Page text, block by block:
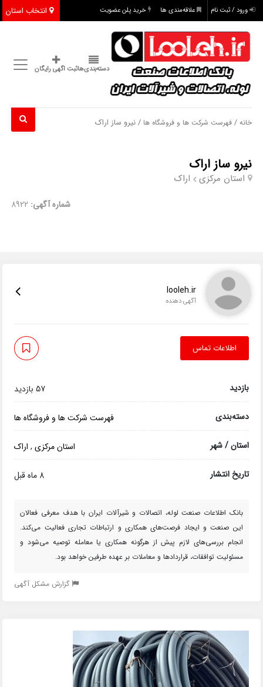
انتخاب استان ورود / ثبت نام علاقه‌مندی ها خرید پلن عضویت
دسته‌بندی‌هاثبت اگهی رایگان
خانه /فهرست شرکت ها و فروشگاه ها / نیرو ساز اراک
نیرو ساز اراک
استان مرکزی اراک
شماره آگهی: 8922
looleh.ir
آگهی دهنده
اطلاعات تماس
بازدید 57 بازدید
دسته‌بندی فهرست شرکت ها و فروشگاه ها
استان / شهر استان مرکزی, اراک
تاریخ انتشار 8 ماه قبل
بانک اطلاعات صنعت لوله، اتصالات و شیرآلات ایران با هدف معرفی فعالان
این صنعت و ایجاد فرصت‌های همکاری و ارتباطات تجاری فعالیت می‌کند.
انجام بررسی‌های لازم پیش از هرگونه همکاری یا معامله توصیه می‌شود و
مسئولیت توافقات، قراردادها و معاملات بر عهده طرفین خواهد بود.
گزارش مشکل آگهی